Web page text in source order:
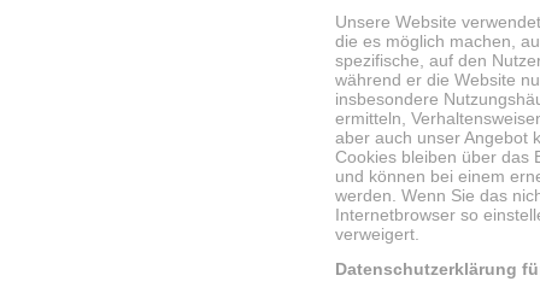
Unsere Website
die es möglich machen,
spezifische, auf den
während er die Website
insbesondere
ermitteln,
aber auch unser Angebot
Cookies bleiben über das
und können bei einem
werden. Wenn Sie das
Internetbrowser so
verweigert.
Datenschutzerklärung